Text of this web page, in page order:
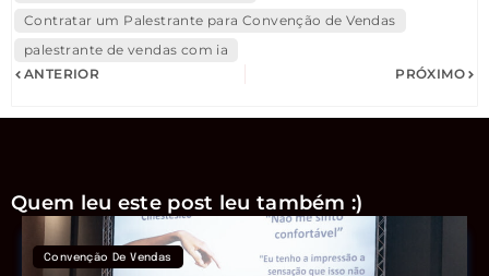
Contratar um Palestrante para Convenção de Vendas
palestrante de vendas com ia
ANTERIOR
PRÓXIMO
Quem leu este post leu também :)
Convenção De Vendas